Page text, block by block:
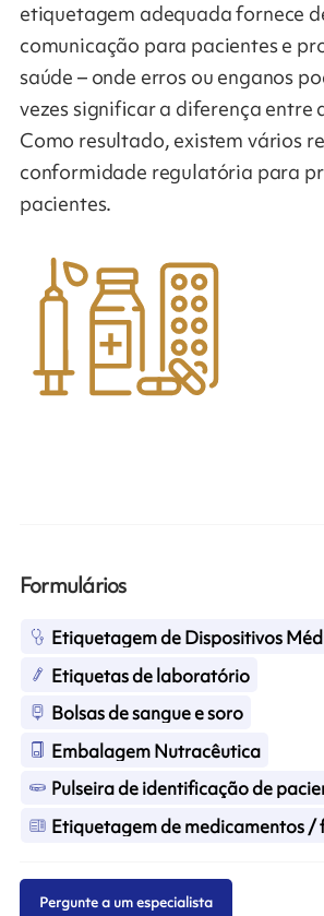
etiquetagem adequada fornece
comunicação para pacientes e
saúde – onde erros ou enganos
vezes significar a diferença entre
Como resultado, existem vários
conformidade regulatória para
pacientes.
Formulários
Etiquetagem de Dispositivos
Etiquetas de laboratório
Bolsas de sangue e soro
Embalagem Nutracêutica
Pulseira de identificação de
Etiquetagem de medicamentos /
Pergunte a um especialista